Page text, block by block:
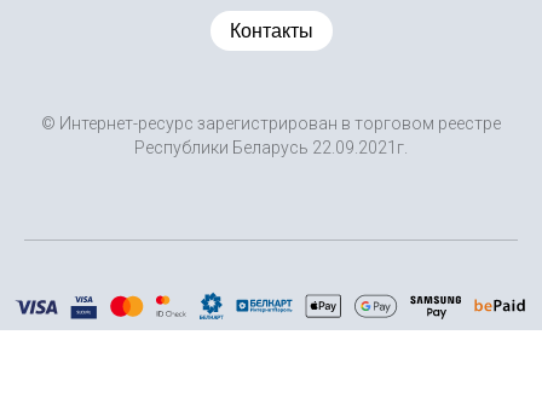
Контакты
© Интернет-ресурс зарегистрирован в торговом реестре
Республики Беларусь 22.09.2021г.